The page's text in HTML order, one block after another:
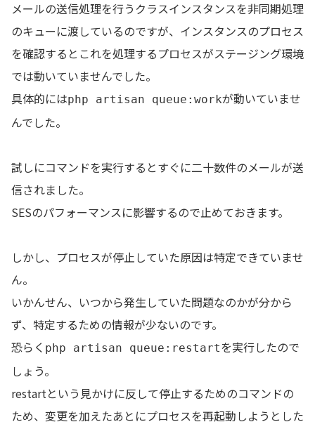
メールの送信処理を行うクラスインスタンスを非同期処理
のキューに渡しているのですが、インスタンスのプロセス
を確認するとこれを処理するプロセスがステージング環境
では動いていませんでした。
具体的にはphp artisan queue:workが動いていませ
んでした。
試しにコマンドを実行するとすぐに二十数件のメールが送
信されました。
SESのパフォーマンスに影響するので止めておきます。
しかし、プロセスが停止していた原因は特定できていませ
ん。
いかんせん、いつから発生していた問題なのかが分から
ず、特定するための情報が少ないのです。
恐らく php artisan queue:restartを実行したので
しょう。
restartという見かけに反して停止するためのコマンドの
ため、変更を加えたあとにプロセスを再起動しようとした